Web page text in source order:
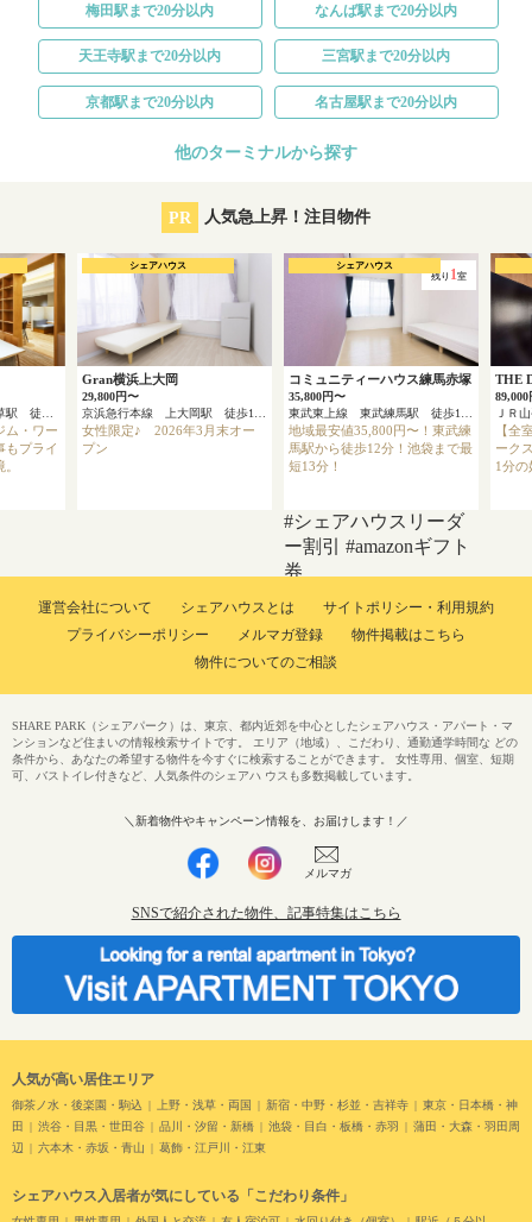
梅田駅まで20分以内 なんば駅まで20分以内
天王寺駅まで20分以内 三宮駅まで20分以内
京都駅まで20分以内 名古屋駅まで20分以内
他のターミナルから探す
PR 人気急上昇！注目物件
東京メトロ銀座線 浅草駅 徒歩4分
ム・ワー
もプライ
Gran横浜上大岡
29,800円〜
京浜急行本線 上大岡駅 徒歩13分
女性限定♪ 2026年3月末オー
プン
シェアハウス
残り 1室
コミュニティーハウス練馬赤塚
35,800円〜
東武東上線 東武練馬駅 徒歩12分
地域最安値35,800円〜！東武練
馬駅から徒歩12分！池袋まで最
短13分！
シェアハウス
#シェアハウスリーダ
ー割引
#amazonギフト
券
THE
89,000
ＪＲ
【全
ーク
1分の
運営会社について シェアハウスとは
サイトポリシー・利用規約
プライバシーポリシー
メルマガ登録
物件掲載はこちら
物件についてのご相談
人気が高い居住エリア
御茶ノ水・後楽園・駒込 上野・浅草・両国 新宿・中野・杉並・吉祥寺
東京・日本橋・神
田
渋谷・目黒・世田谷 品川・汐留・新橋 池袋・目白・板橋・赤羽
蒲田・大森・羽田周
辺
六本木・赤坂・青山 葛飾・江戸川・江東
シェアハウス入居者が気にしている「こだわり条件」
SHARE PARK（シェアパーク）は、東京、都内近郊を中心としたシェアハウス・アパート・マ
ンションなど住まいの情報検索サイトです。 エリア（地域）、こだわり、通勤通学時間な どの
条件から、あなたの希望する物件を今すぐに検索することができます。 女性専用、個室、短期
可、バストイレ付きなど、人気条件のシェアハ ウスも多数掲載しています。
＼新着物件やキャンペーン情報を、お届けします！／
メルマガ
SNSで紹介された物件、記事特集はこちら